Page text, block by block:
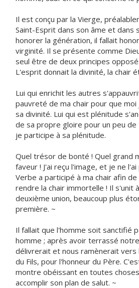
Il est conçu par la Vierge,
Saint-Esprit dans son âme et dans
honorer la génération, il fallait
virginité. Il se présente comme
seul être de deux principes
L'esprit donnait la divinité, la chair
Lui qui enrichit les autres
pauvreté de ma chair pour que
sa divinité. Lui qui est plénitude
de sa propre gloire pour un peu
je participe à sa plénitude.
Quel trésor de bonté ! Quel grand
faveur ! J'ai reçu l'image, et je ne
Verbe a participé à ma chair afin
rendre la chair immortelle ! Il s'unit
deuxième union, beaucoup plus
première. ~
Il fallait que l'homme soit sanctifié
homme ; après avoir terrassé
délivrerait et nous ramènerait vers
du Fils, pour l'honneur du Père.
montre obéissant en toutes
accomplir son plan de salut. ~